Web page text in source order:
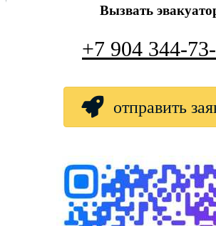
Вызвать
+7 904 344-
отправить